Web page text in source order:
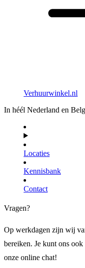
Verhuurwinkel.nl
In héél Nederland en
Locaties
Kennisbank
Contact
Vragen?
Op werkdagen zijn wij
bereiken. Je kunt ons
onze online chat!